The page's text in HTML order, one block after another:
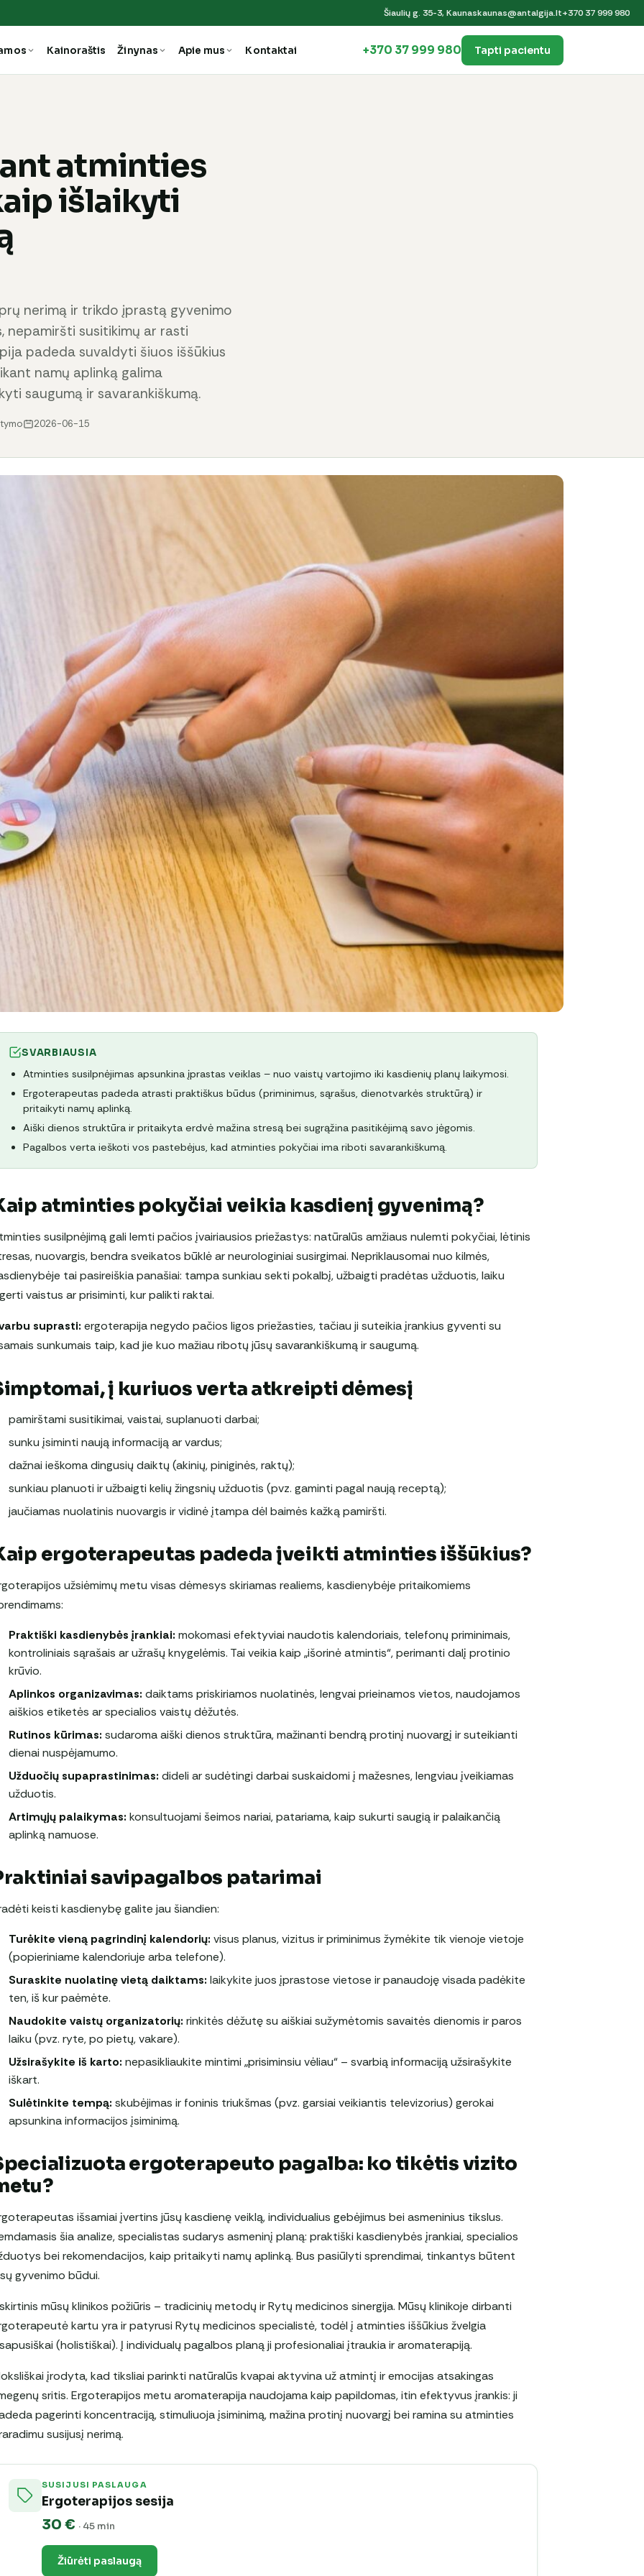
Šiaulių g. 35-3, Kaunaskaunas@antalgija.lt+370 37 999 980
Kainoraštis Žinynas Apie mus Kontaktai +370 37 999 980 Tapti pacientu
atminties
išlaikyti
nerimą ir trikdo įprastą gyvenimo
nepamiršti susitikimų ar rasti
padeda suvaldyti šiuos iššūkius
namų aplinką galima
saugumą ir savarankiškumą.
2026-06-15
SVARBIAUSIA
Atminties susilpnėjimas apsunkina įprastas veiklas – nuo vaistų vartojimo iki kasdienių planų laikymosi.
Ergoterapeutas padeda atrasti praktiškus būdus (priminimus, sąrašus, dienotvarkės struktūrą) ir
pritaikyti namų aplinką.
Aiški dienos struktūra ir pritaikyta erdvė mažina stresą bei sugrąžina pasitikėjimą savo jėgomis.
Pagalbos verta ieškoti vos pastebėjus, kad atminties pokyčiai ima riboti savarankiškumą.
atminties pokyčiai veikia kasdienį gyvenimą?
susilpnėjimą gali lemti pačios įvairiausios priežastys: natūralūs amžiaus nulemti pokyčiai, lėtinis
nuovargis, bendra sveikatos būklė ar neurologiniai susirgimai. Nepriklausomai nuo kilmės,
tai pasireiškia panašiai: tampa sunkiau sekti pokalbį, užbaigti pradėtas užduotis, laiku
vaistus ar prisiminti, kur palikti raktai.
suprasti: ergoterapija negydo pačios ligos priežasties, tačiau ji suteikia įrankius gyventi su
sunkumais taip, kad jie kuo mažiau ribotų jūsų savarankiškumą ir saugumą.
į kuriuos verta atkreipti dėmesį
pamirštami susitikimai, vaistai, suplanuoti darbai;
sunku įsiminti naują informaciją ar vardus;
dažnai ieškoma dingusių daiktų (akinių, piniginės, raktų);
sunkiau planuoti ir užbaigti kelių žingsnių užduotis (pvz. gaminti pagal naują receptą);
jaučiamas nuolatinis nuovargis ir vidinė įtampa dėl baimės kažką pamiršti.
ergoterapeutas padeda įveikti atminties iššūkius?
užsiėmimų metu visas dėmesys skiriamas realiems, kasdienybėje pritaikomiems
Praktiški kasdienybės įrankiai: mokomasi efektyviai naudotis kalendoriais, telefonų priminimais,
kontroliniais sąrašais ar užrašų knygelėmis. Tai veikia kaip „išorinė atmintis“, perimanti dalį protinio
krūvio.
Aplinkos organizavimas: daiktams priskiriamos nuolatinės, lengvai prieinamos vietos, naudojamos
aiškios etiketės ar specialios vaistų dėžutės.
Rutinos kūrimas: sudaroma aiški dienos struktūra, mažinanti bendrą protinį nuovargį ir suteikianti
dienai nuspėjamumo.
Užduočių supaprastinimas: dideli ar sudėtingi darbai suskaidomi į mažesnes, lengviau įveikiamas
užduotis.
Artimųjų palaikymas: konsultuojami šeimos nariai, patariama, kaip sukurti saugią ir palaikančią
aplinką namuose.
savipagalbos patarimai
keisti kasdienybę galite jau šiandien:
Turėkite vieną pagrindinį kalendorių: visus planus, vizitus ir priminimus žymėkite tik vienoje vietoje
(popieriniame kalendoriuje arba telefone).
Suraskite nuolatinę vietą daiktams: laikykite juos įprastose vietose ir panaudoję visada padėkite
ten, iš kur paėmėte.
Naudokite vaistų organizatorių: rinkitės dėžutę su aiškiai sužymėtomis savaitės dienomis ir paros
laiku (pvz. ryte, po pietų, vakare).
Užsirašykite iš karto: nepasikliaukite mintimi „prisiminsiu vėliau“ – svarbią informaciją užsirašykite
iškart.
Sulėtinkite tempą: skubėjimas ir foninis triukšmas (pvz. garsiai veikiantis televizorius) gerokai
apsunkina informacijos įsiminimą.
ergoterapeuto pagalba: ko tikėtis vizito
išsamiai įvertins jūsų kasdienę veiklą, individualius gebėjimus bei asmeninius tikslus.
šia analize, specialistas sudarys asmeninį planą: praktiški kasdienybės įrankiai, specialios
bei rekomendacijos, kaip pritaikyti namų aplinką. Bus pasiūlyti sprendimai, tinkantys būtent
gyvenimo būdui.
mūsų klinikos požiūris – tradicinių metodų ir Rytų medicinos sinergija. Mūsų klinikoje dirbanti
kartu yra ir patyrusi Rytų medicinos specialistė, todėl į atminties iššūkius žvelgia
(holistiškai). Į individualų pagalbos planą ji profesionaliai įtraukia ir aromaterapiją.
įrodyta, kad tiksliai parinkti natūralūs kvapai aktyvina už atmintį ir emocijas atsakingas
sritis. Ergoterapijos metu aromaterapija naudojama kaip papildomas, itin efektyvus įrankis: ji
pagerinti koncentraciją, stimuliuoja įsiminimą, mažina protinį nuovargį bei ramina su atminties
susijusį nerimą.
SUSIJUSI PASLAUGA
Ergoterapijos sesija
30 € · 45 min
Žiūrėti paslaugą